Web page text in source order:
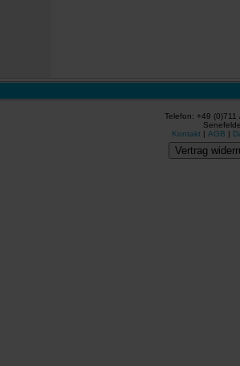
Telefon: +49
Kontakt | AGB |
Vertrag